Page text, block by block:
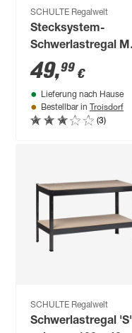
SCHULTE Regalwelt
Stecksystem-
Schwerlastregal M
130 x 87 x 60 cm
49,99 €
Lieferung nach Hause
Bestellbar in Troisdorf
(3)
SCHULTE Regalwelt
Schwerlastregal 'S'